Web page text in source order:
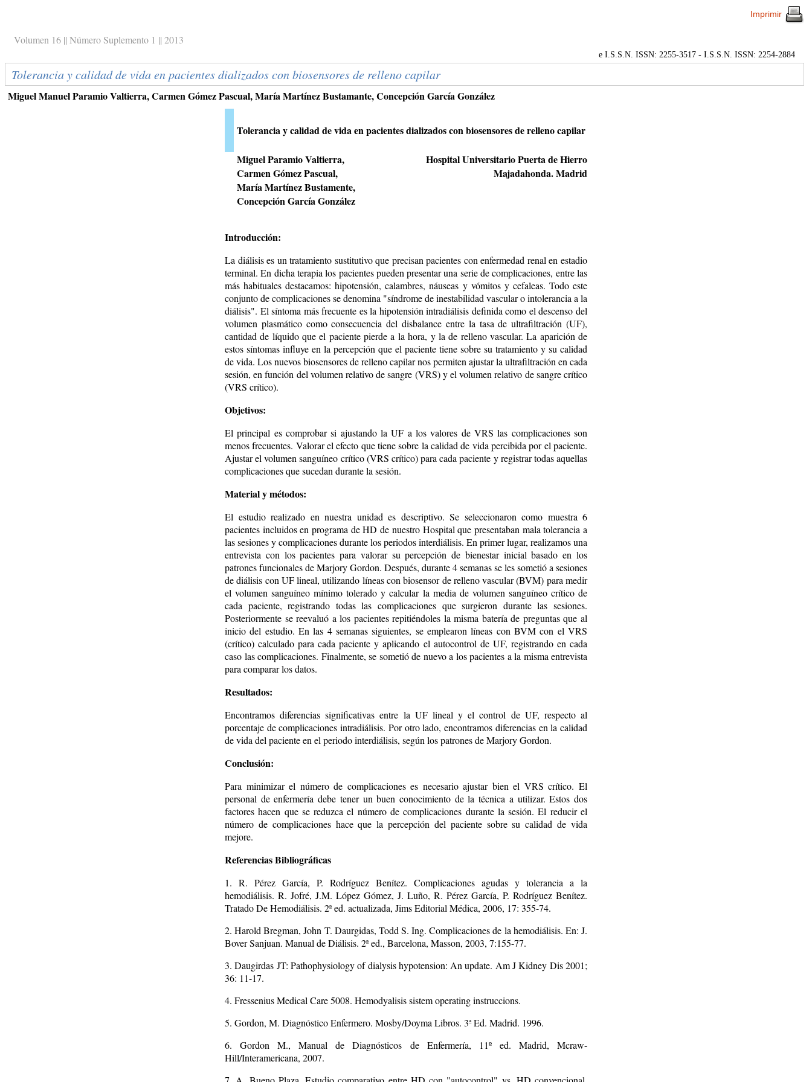
Imprimir
Volumen 16 || Número Suplemento 1 || 2013
e I.S.S.N. ISSN: 2255-3517 - I.S.S.N. ISSN: 2254-2884
Tolerancia y calidad de vida en pacientes dializados con biosensores de relleno capilar
Miguel Manuel Paramio Valtierra, Carmen Gómez Pascual, María Martínez Bustamante, Concepción García González
Tolerancia y calidad de vida en pacientes dializados con biosensores de relleno capilar
Miguel Paramio Valtierra,
Carmen Gómez Pascual,
María Martínez Bustamente,
Concepción García González
Hospital Universitario Puerta de Hierro
Majadahonda. Madrid
Introducción:
La diálisis es un tratamiento sustitutivo que precisan pacientes con enfermedad renal en estadio
terminal. En dicha terapia los pacientes pueden presentar una serie de complicaciones, entre las
más habituales destacamos: hipotensión, calambres, náuseas y vómitos y cefaleas. Todo este
conjunto de complicaciones se denomina "síndrome de inestabilidad vascular o intolerancia a la
diálisis". El síntoma más frecuente es la hipotensión intradiálisis definida como el descenso del
volumen plasmático como consecuencia del disbalance entre la tasa de ultrafiltración (UF),
cantidad de líquido que el paciente pierde a la hora, y la de relleno vascular. La aparición de
estos síntomas influye en la percepción que el paciente tiene sobre su tratamiento y su calidad
de vida. Los nuevos biosensores de relleno capilar nos permiten ajustar la ultrafiltración en cada
sesión, en función del volumen relativo de sangre (VRS) y el volumen relativo de sangre crítico
(VRS crítico).
Objetivos:
El principal es comprobar si ajustando la UF a los valores de VRS las complicaciones son
menos frecuentes. Valorar el efecto que tiene sobre la calidad de vida percibida por el paciente.
Ajustar el volumen sanguíneo crítico (VRS crítico) para cada paciente y registrar todas aquellas
complicaciones que sucedan durante la sesión.
Material y métodos:
El estudio realizado en nuestra unidad es descriptivo. Se seleccionaron como muestra 6
pacientes incluidos en programa de HD de nuestro Hospital que presentaban mala tolerancia a
las sesiones y complicaciones durante los periodos interdiálisis. En primer lugar, realizamos una
entrevista con los pacientes para valorar su percepción de bienestar inicial basado en los
patrones funcionales de Marjory Gordon. Después, durante 4 semanas se les sometió a sesiones
de diálisis con UF lineal, utilizando líneas con biosensor de relleno vascular (BVM) para medir
el volumen sanguíneo mínimo tolerado y calcular la media de volumen sanguíneo crítico de
cada paciente, registrando todas las complicaciones que surgieron durante las sesiones.
Posteriormente se reevaluó a los pacientes repitiéndoles la misma batería de preguntas que al
inicio del estudio. En las 4 semanas siguientes, se emplearon líneas con BVM con el VRS
(crítico) calculado para cada paciente y aplicando el autocontrol de UF, registrando en cada
caso las complicaciones. Finalmente, se sometió de nuevo a los pacientes a la misma entrevista
para comparar los datos.
Resultados:
Encontramos diferencias significativas entre la UF lineal y el control de UF, respecto al
porcentaje de complicaciones intradiálisis. Por otro lado, encontramos diferencias en la calidad
de vida del paciente en el periodo interdiálisis, según los patrones de Marjory Gordon.
Conclusión:
Para minimizar el número de complicaciones es necesario ajustar bien el VRS crítico. El
personal de enfermería debe tener un buen conocimiento de la técnica a utilizar. Estos dos
factores hacen que se reduzca el número de complicaciones durante la sesión. El reducir el
número de complicaciones hace que la percepción del paciente sobre su calidad de vida
mejore.
Referencias Bibliográficas
1. R. Pérez García, P. Rodríguez Benítez. Complicaciones agudas y tolerancia a la
hemodiálisis. R. Jofré, J.M. López Gómez, J. Luño, R. Pérez García, P. Rodríguez Benítez.
Tratado De Hemodiálisis. 2ª ed. actualizada, Jims Editorial Médica, 2006, 17: 355-74.
2. Harold Bregman, John T. Daurgidas, Todd S. Ing. Complicaciones de la hemodiálisis. En: J.
Bover Sanjuan. Manual de Diálisis. 2ª ed., Barcelona, Masson, 2003, 7:155-77.
3. Daugirdas JT: Pathophysiology of dialysis hypotension: An update. Am J Kidney Dis 2001;
36: 11-17.
4. Fressenius Medical Care 5008. Hemodyalisis sistem operating instruccions.
5. Gordon, M. Diagnóstico Enfermero. Mosby/Doyma Libros. 3ª Ed. Madrid. 1996.
6. Gordon M., Manual de Diagnósticos de Enfermería, 11º ed. Madrid, Mcraw-
Hill/Interamericana, 2007.